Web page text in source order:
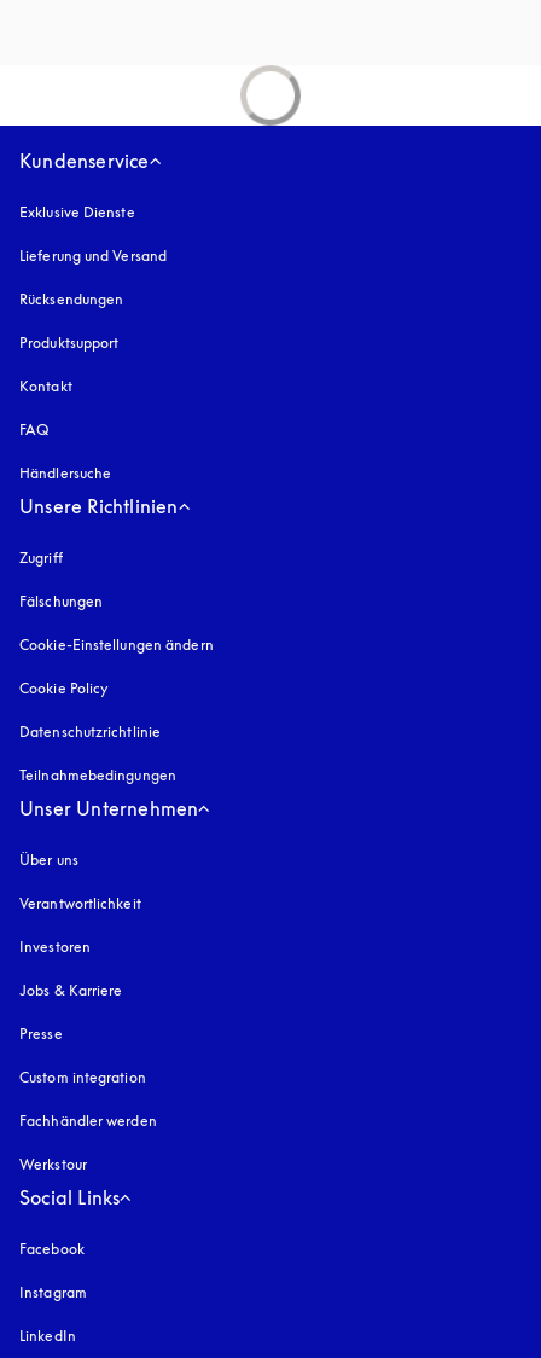
Kundenservice
Exklusive Dienste
Lieferung und Versand
Rücksendungen
Produktsupport
Kontakt
FAQ
Händlersuche
Unsere Richtlinien
Zugrifföffnet sich in einem neuen Tab
Fälschungen
Cookie-Einstellungen ändern
Cookie Policy
Datenschutzrichtlinie
Teilnahmebedingungen
Unser Unternehmen
Über uns
Verantwortlichkeit
Investoren
Jobs & Karriere
Presse
Custom integration
Fachhändler werden
Werkstour
Social Links
Facebook
Instagram
LinkedIn